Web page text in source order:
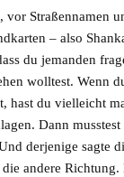
vor Straßennamen
– also
du jemanden
wolltest. Wenn
hast du vielleicht
Dann
derjenige sagte
andere Richtung.